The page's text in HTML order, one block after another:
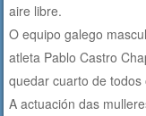
aire libre.
O equipo galego
atleta Pablo Castro
quedar cuarto de
A actuación das